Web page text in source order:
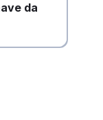
da
e